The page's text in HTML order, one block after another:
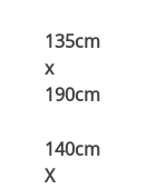
135cm
x
190cm
140cm
X